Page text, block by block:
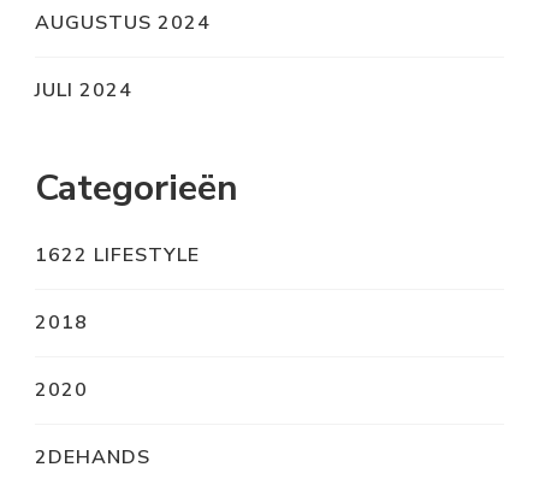
AUGUSTUS 2024
JULI 2024
Categorieën
1622 LIFESTYLE
2018
2020
2DEHANDS